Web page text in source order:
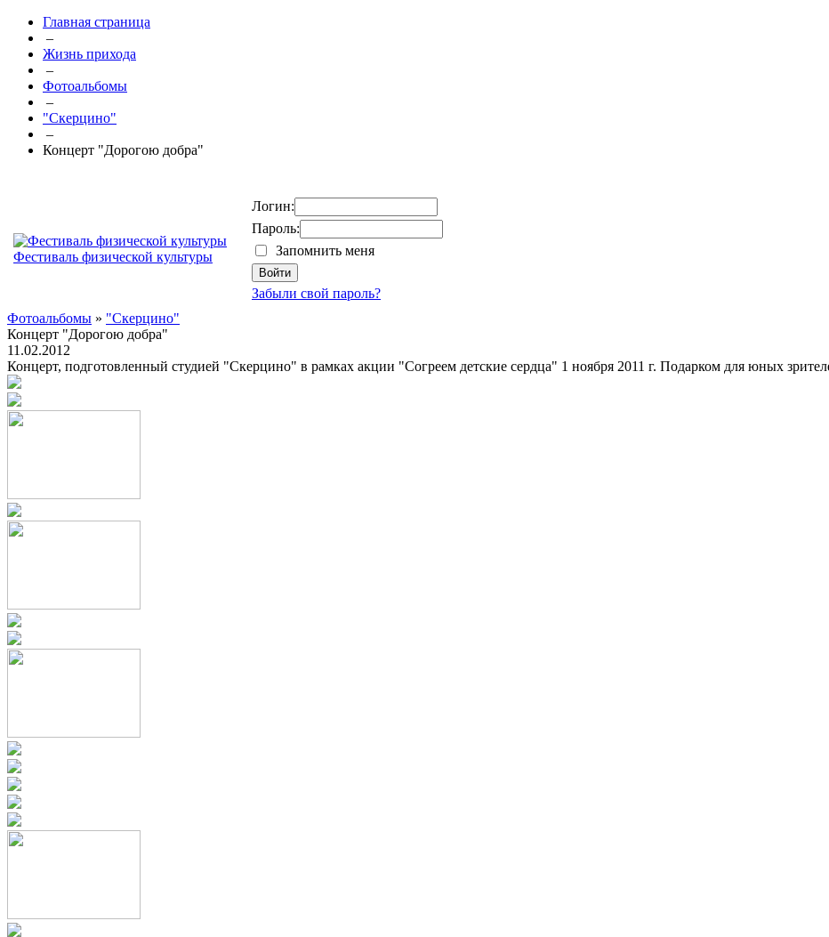
Главная страница
–
Жизнь прихода
–
Фотоальбомы
–
"Скерцино"
–
Концерт "Дорогою добра"
Фестиваль физической культуры
Логин:
Пароль:
Запомнить меня
Забыли свой пароль?
Фотоальбомы » "Скерцино"
Концерт "Дорогою добра"
11.02.2012
Концерт, подготовленный студией "Скерцино" в рамках акции "Согреем детские сердца" 1 ноября 2011 г. Подарком для юных